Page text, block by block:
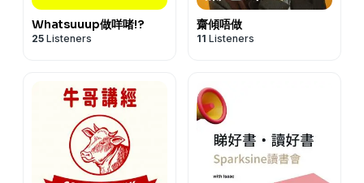
Whatsuuup做咩啫!?
25 Listeners
齋傾唔做
11 Listeners